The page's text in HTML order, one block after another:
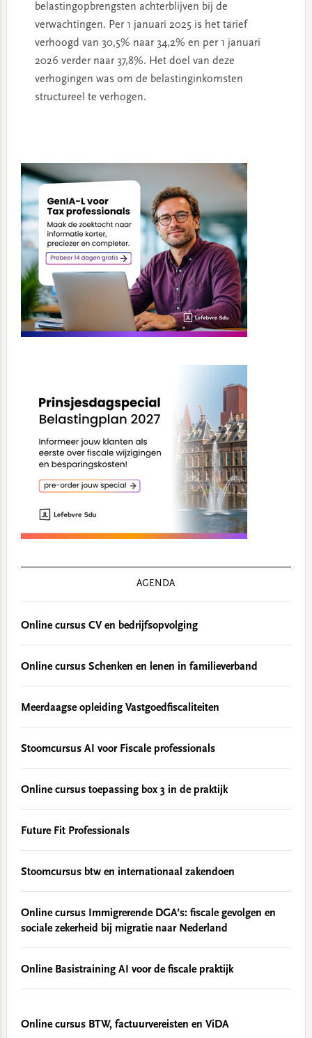
belastingopbrengsten achterblijven bij de
verwachtingen. Per 1 januari 2025 is het tarief
verhoogd van 30,5% naar 34,2% en per 1 januari
2026 verder naar 37,8%. Het doel van deze
verhogingen was om de belastinginkomsten
structureel te verhogen.
Sidebar
AGENDA
Online cursus CV en bedrijfsopvolging
Online cursus Schenken en lenen in familieverband
Meerdaagse opleiding Vastgoedfiscaliteiten
Stoomcursus AI voor Fiscale professionals
Online cursus toepassing box 3 in de praktijk
Future Fit Professionals
Stoomcursus btw en internationaal zakendoen
Online cursus Immigrerende DGA’s: fiscale gevolgen en
sociale zekerheid bij migratie naar Nederland
Online Basistraining AI voor de fiscale praktijk
Online cursus BTW, factuurvereisten en ViDA